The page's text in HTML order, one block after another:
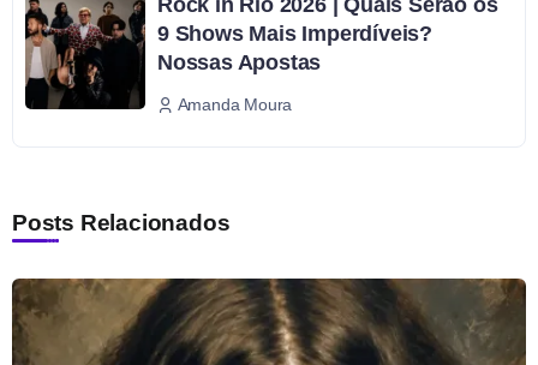
Rock in Rio 2026 | Quais Serão os
9 Shows Mais Imperdíveis?
Nossas Apostas
Amanda Moura
Posts Relacionados